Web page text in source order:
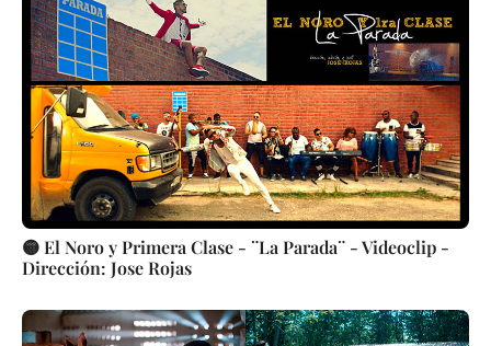
🟡 El Noro y Primera Clase - ¨La Parada¨ - Videoclip -
Dirección: Jose Rojas